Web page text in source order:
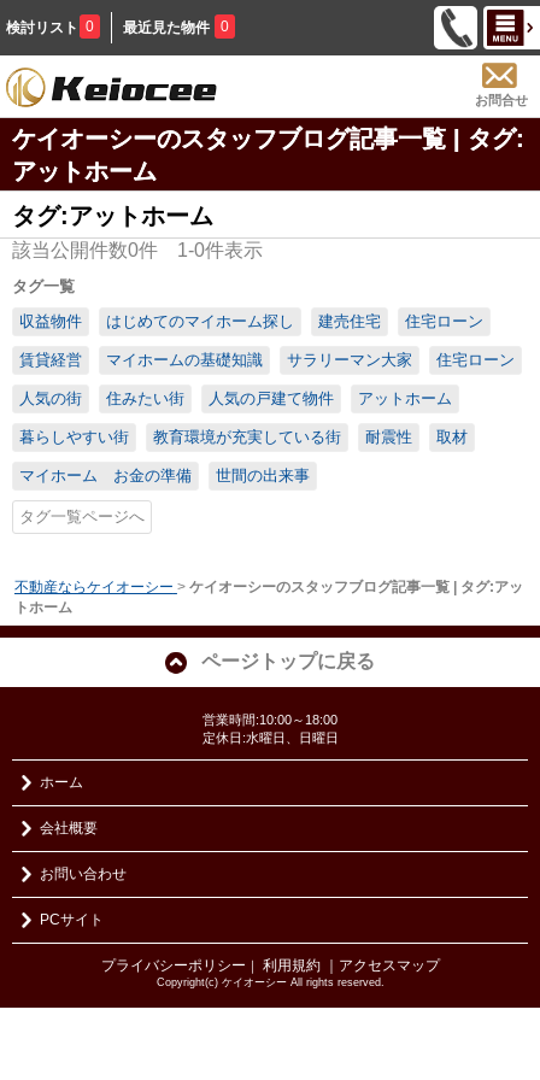
検討リスト 0 最近見た物件 0
お問合せ
ケイオーシーのスタッフブログ記事一覧 | タグ:
アットホーム
タグ:アットホーム
該当公開件数0件 1-0件表示
タグ一覧
収益物件
はじめてのマイホーム探し 建売住宅 住宅ローン
賃貸経営 マイホームの基礎知識 サラリーマン大家 住宅ローン
人気の街 住みたい街 人気の戸建て物件 アットホーム
暮らしやすい街 教育環境が充実している街 耐震性 取材
マイホーム お金の準備 世間の出来事
タグ一覧ページへ
不動産ならケイオーシー > ケイオーシーのスタッフブログ記事一覧 | タグ:アッ
トホーム
ページトップに戻る
営業時間:10:00～18:00
定休日:水曜日、日曜日
ホーム
会社概要
お問い合わせ
PCサイト
プライバシーポリシー ｜ 利用規約 ｜アクセスマップ
Copyright(c) ケイオーシー All rights reserved.